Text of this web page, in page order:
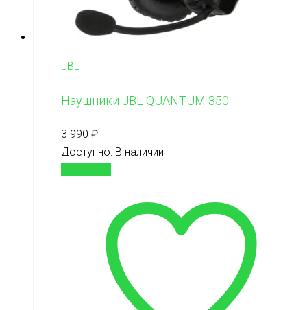
JBL
Наушники JBL QUANTUM 350
3 990 ₽
Доступно: В наличии